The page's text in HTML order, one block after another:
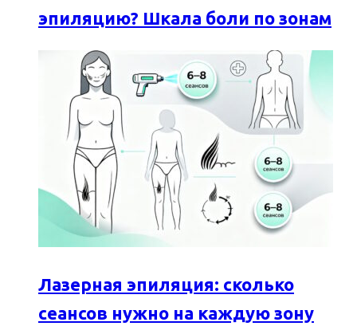
эпиляцию? Шкала боли по зонам
Лазерная эпиляция: сколько
сеансов нужно на каждую зону